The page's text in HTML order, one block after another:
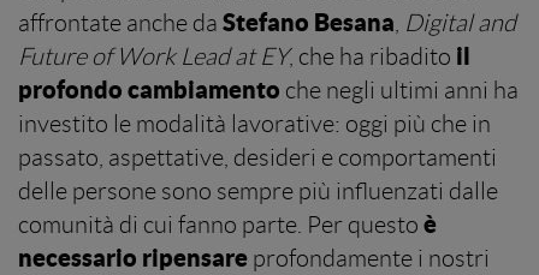
affrontate anche da Stefano Besana Digital and
Future of Work Lead at EY, che ha ribadito il
profondo cambiamento che negli ultimi anni ha
investito le modalità lavorative: oggi più che in
passato, aspettative, desideri e comportamenti
delle persone sono sempre più influenzati dalle
comunità di cui fanno parte. Per questo è
necessario ripensare profondamente i nostri